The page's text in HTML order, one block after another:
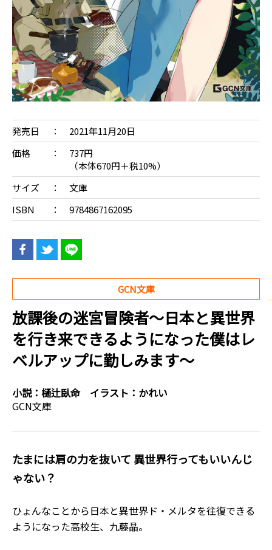
発売日
2021年11月20日
価格
737円
（本体670円＋税10%）
サイズ
文庫
ISBN
9784867162095
GCN文庫
放課後の迷宮冒険者～日本と異世界
を行き来できるようになった僕はレ
ベルアップに勤しみます～
小説： 樋辻臥命 イラスト： かれい
GCN文庫
――たまには肩の力を抜いて 異世界行ってもいいんじ
ゃない？
ひょんなことから日本と異世界ド・メルタを往復できる
ようになった高校生、九藤晶。